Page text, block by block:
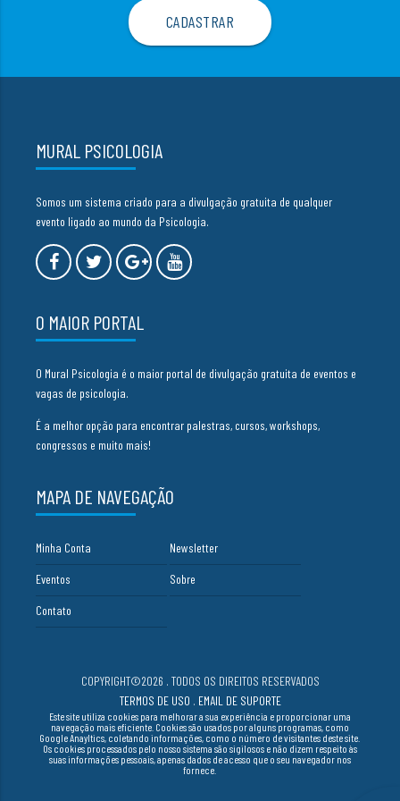
MURAL PSICOLOGIA
Somos um sistema criado para a divulgação gratuita de qualquer
evento ligado ao mundo da Psicologia.
O MAIOR PORTAL
O Mural Psicologia é o maior portal de divulgação gratuita de eventos e
vagas de psicologia.
É a melhor opção para encontrar palestras, cursos, workshops,
congressos e muito mais!
MAPA DE NAVEGAÇÃO
Minha Conta Newsletter
Eventos Sobre
Contato
COPYRIGHT©2026 . TODOS OS DIREITOS RESERVADOS
TERMOS DE USO . EMAIL DE SUPORTE
Este site utiliza cookies para melhorar a sua experiência e proporcionar uma
navegação mais eficiente. Cookies são usados por alguns programas, como
Google Anayltics, coletando informações, como o número de visitantes deste site.
Os cookies processados pelo nosso sistema são sigilosos e não dizem respeito às
suas informações pessoais, apenas dados de acesso que o seu navegador nos
fornece.